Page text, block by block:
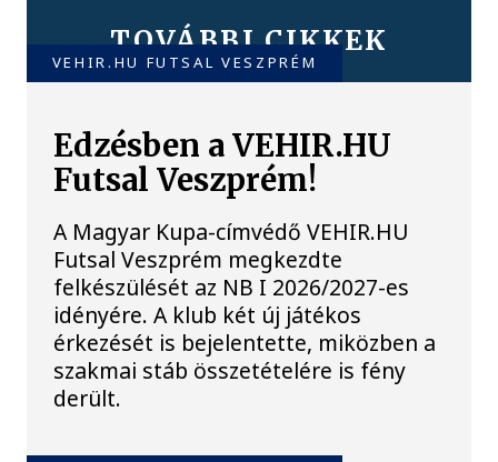
TOVÁBBI CIKKEK
VEHIR.HU FUTSAL VESZPRÉM
Edzésben a VEHIR.HU
Futsal Veszprém!
A Magyar Kupa-címvédő VEHIR.HU
Futsal Veszprém megkezdte
felkészülését az NB I 2026/2027-es
idényére. A klub két új játékos
érkezését is bejelentette, miközben a
szakmai stáb összetételére is fény
derült.